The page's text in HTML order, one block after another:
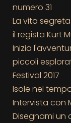
numero 31
La vita
il regista Kurt
Inizia
piccoli
Festival 2017
Isole nel
Intervista con
Disegnami un